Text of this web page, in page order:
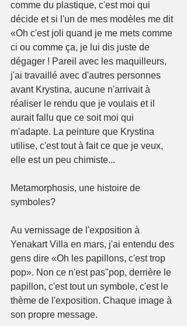
comme du plastique, c'est moi qui
décide et si l'un de mes modèles me dit
«Oh c'est joli quand je me mets comme
ci ou comme ça, je lui dis juste de
dégager ! Pareil avec les maquilleurs,
j'ai travaillé avec d'autres personnes
avant Krystina, aucune n'arrivait à
réaliser le rendu que je voulais et il
aurait fallu que ce soit moi qui
m'adapte. La peinture que Krystina
utilise, c'est tout à fait ce que je veux,
elle est un peu chimiste...
Metamorphosis, une histoire de
symboles?
Au vernissage de l'exposition à
Yenakart Villa en mars, j'ai entendu des
gens dire «Oh les papillons, c'est trop
pop». Non ce n'est pas"pop, derrière le
papillon, c'est tout un symbole, c'est le
thème de l'exposition. Chaque image à
son propre message.